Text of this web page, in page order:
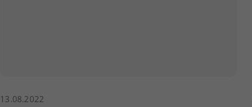
13.08.2022